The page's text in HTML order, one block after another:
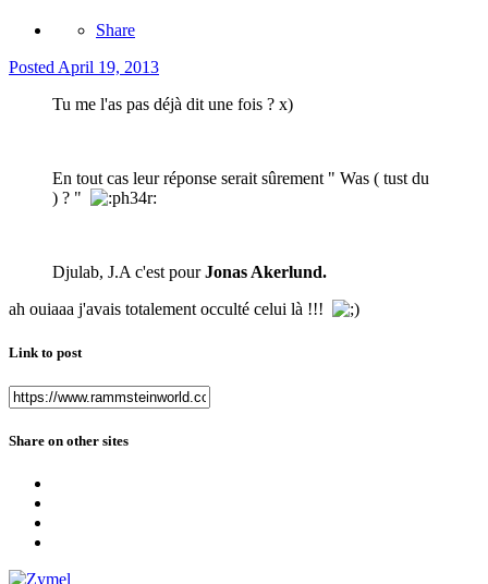
Share
Posted April 19, 2013
Tu me l'as pas déjà dit une fois ? x)
En tout cas leur réponse serait sûrement " Was ( tust du
) ? "
Djulab, J.A c'est pourJonas Akerlund.
ah ouiaaa j'avais totalement occulté celui là !!!
Link to post
Share on other sites